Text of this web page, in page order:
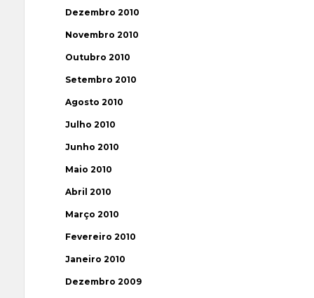
Dezembro 2010
Novembro 2010
Outubro 2010
Setembro 2010
Agosto 2010
Julho 2010
Junho 2010
Maio 2010
Abril 2010
Março 2010
Fevereiro 2010
Janeiro 2010
Dezembro 2009